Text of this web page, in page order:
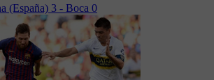
(España) 3 - Boca 0